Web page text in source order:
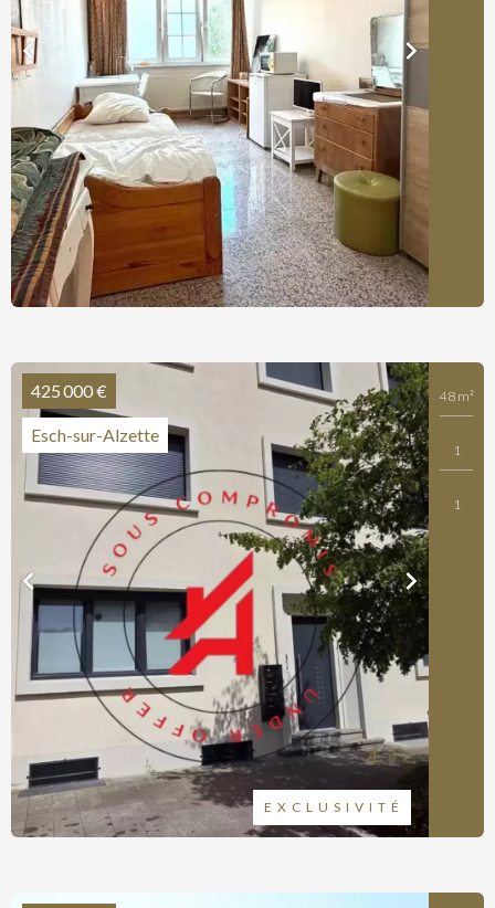
425 000 €
Esch-sur-Alzette
48 m²
1
1
EXCLUSIVITÉ